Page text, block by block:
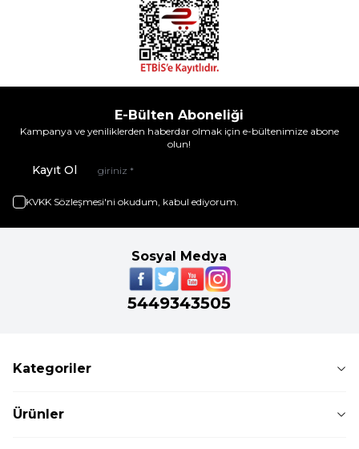
E-Bülten Aboneliği
Kampanya ve yeniliklerden haberdar olmak için e-bültenimize abone
olun!
Kayıt Ol
KVKK Sözleşmesi'ni okudum, kabul ediyorum.
Sosyal Medya
5449343505
Kategoriler
Ürünler